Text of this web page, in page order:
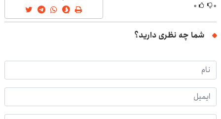
۰ ۰
شما چه نظری دارید؟